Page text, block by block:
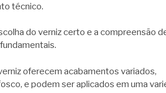
técnico.
do verniz certo e a compreensão
oferecem acabamentos variados,
e podem ser aplicados em uma